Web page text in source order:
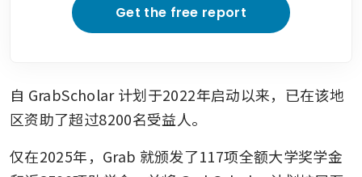
Get the free report
自 GrabScholar 计划于2022年启动以来，已在该地
区资助了超过8200名受益人。
仅在2025年，Grab 就颁发了117项全额大学奖学金